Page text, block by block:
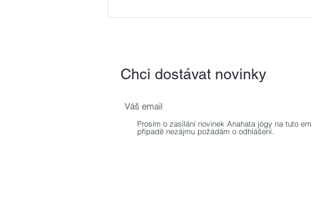
odborníka prof. PaedDr.
Pavla Koláře, Ph.D.
Chci dostávat novinky
Prosím o zasílání novinek Anahata jógy na tuto
případě nezájmu požádám o odhlášení.